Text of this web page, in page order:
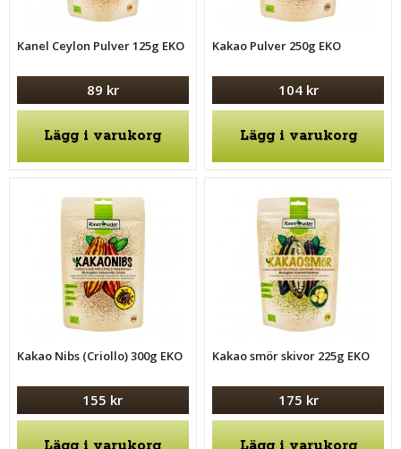
Kanel Ceylon Pulver 125g EKO
89 kr
Lägg i varukorg
Kakao Pulver 250g EKO
104 kr
Lägg i varukorg
Kakao Nibs (Criollo) 300g EKO
155 kr
Kakao smör skivor 225g EKO
175 kr